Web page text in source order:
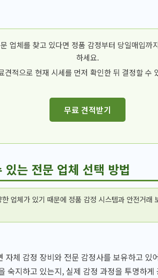
업체를 찾고 있다면 정품 감정부터 당일매입까
하세요.
견적으로 현재 시세를 먼저 확인한 뒤 결정할 수
무료 견적받기
있는 전문 업체 선택 방법
업체가 있기 때문에 정품 감정 시스템과 안전거래
자체 감정 장비와 전문 감정사를 보유하고 있
숙지하고 있는지, 실제 감정 과정을 투명하